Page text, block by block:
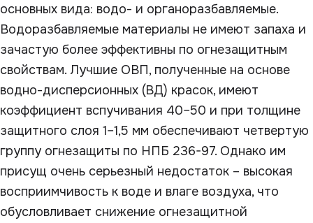
основных вида: водо- и органоразбавляемые.
Водоразбавляемые материалы не имеют запаха и
зачастую более эффективны по огнезащитным
свойствам. Лучшие ОВП, полученные на основе
водно-дисперсионных (ВД) красок, имеют
коэффициент вспучивания 40–50 и при толщине
защитного слоя 1–1,5 мм обеспечивают четвертую
группу огнезащиты по НПБ 236-97. Однако им
присущ очень серьезный недостаток – высокая
восприимчивость к воде и влаге воздуха, что
обусловливает снижение огнезащитной